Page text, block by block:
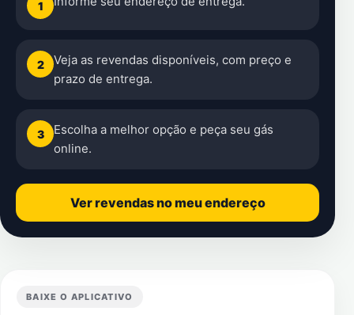
1
2
Veja as revendas disponíveis, com preço e
prazo de entrega.
3
Escolha a melhor opção e peça seu gás
online.
Ver revendas no meu endereço
BAIXE O APLICATIVO